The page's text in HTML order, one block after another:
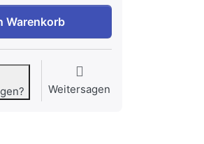
Externe Beleuchtung LEF, zu WESCO
Warenkorb
Weitersagen